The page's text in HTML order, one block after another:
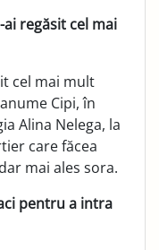
regăsit cel mai
cel mai mult
Cipi, în
Alina Nelega, la
care făcea
mai ales sora.
pentru a intra